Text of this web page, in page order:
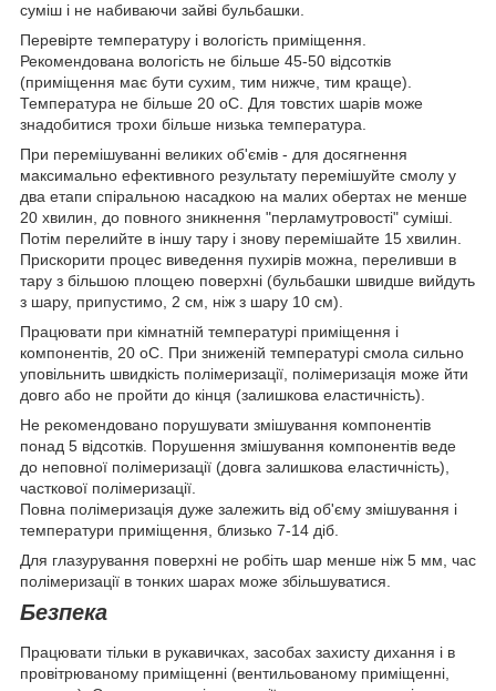
суміш і не набиваючи зайві бульбашки.
Перевірте температуру і вологість приміщення.
Рекомендована вологість не більше 45-50 відсотків
(приміщення має бути сухим, тим нижче, тим краще).
Температура не більше 20 оС. Для товстих шарів може
знадобитися трохи більше низька температура.
При перемішуванні великих об'ємів - для досягнення
максимально ефективного результату перемішуйте смолу у
два етапи спіральною насадкою на малих обертах не менше
20 хвилин, до повного зникнення "перламутровості" суміші.
Потім перелийте в іншу тару і знову перемішайте 15 хвилин.
Прискорити процес виведення пухирів можна, переливши в
тару з більшою площею поверхні (бульбашки швидше вийдуть
з шару, припустимо, 2 см, ніж з шару 10 см).
Працювати при кімнатній температурі приміщення і
компонентів, 20 оС. При зниженій температурі смола сильно
уповільнить швидкість полімеризації, полімеризація може йти
довго або не пройти до кінця (залишкова еластичність).
Не рекомендовано порушувати змішування компонентів
понад 5 відсотків. Порушення змішування компонентів веде
до неповної полімеризації (довга залишкова еластичність),
часткової полімеризації.
Повна полімеризація дуже залежить від об'єму змішування і
температури приміщення, близько 7-14 діб.
Для глазурування поверхні не робіть шар менше ніж 5 мм, час
полімеризації в тонких шарах може збільшуватися.
Безпека
Працювати тільки в рукавичках, засобах захисту дихання і в
провітрюваному приміщенні (вентильованому приміщенні,